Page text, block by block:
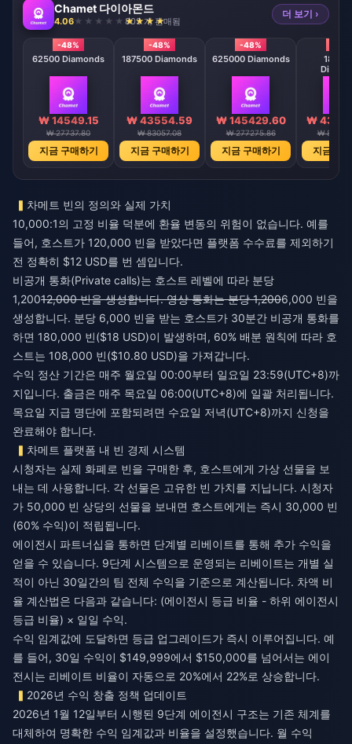
Chamet 다이아몬드
4.06 803 개 판매됨
더 보기 ›
-48%
62500 Diamonds
₩ 14549.15
₩ 27737.80
지금 구매하기
-48%
187500 Diamonds
₩ 43554.59
₩ 83057.08
지금 구매하기
-48%
625000 Diamonds
₩ 145429.60
₩ 277275.86
지금 구매하기
₩
₩
지금 구
차메트 빈의 정의와 실제 가치
10,000:1의 고정 비율 덕분에 환율 변동의 위험이 없습니다. 예를
들어, 호스트가 120,000 빈을 받았다면 플랫폼 수수료를 제외하기
전 정확히 $12 USD를 번 셈입니다.
비공개 통화(Private calls)는 호스트 레벨에 따라 분당
1,20012,000 빈을 생성합니다. 영상 통화는 분당 1,2006,000 빈을
생성합니다. 분당 6,000 빈을 받는 호스트가 30분간 비공개 통화를
하면 180,000 빈($18 USD)이 발생하며, 60% 배분 원칙에 따라 호
스트는 108,000 빈($10.80 USD)을 가져갑니다.
수익 정산 기간은 매주 월요일 00:00부터 일요일 23:59(UTC+8)까
지입니다. 출금은 매주 목요일 06:00(UTC+8)에 일괄 처리됩니다.
목요일 지급 명단에 포함되려면 수요일 저녁(UTC+8)까지 신청을
완료해야 합니다.
차메트 플랫폼 내 빈 경제 시스템
시청자는 실제 화폐로 빈을 구매한 후, 호스트에게 가상 선물을 보
내는 데 사용합니다. 각 선물은 고유한 빈 가치를 지닙니다. 시청자
가 50,000 빈 상당의 선물을 보내면 호스트에게는 즉시 30,000 빈
(60% 수익)이 적립됩니다.
에이전시 파트너십을 통하면 단계별 리베이트를 통해 추가 수익을
얻을 수 있습니다. 9단계 시스템으로 운영되는 리베이트는 개별 실
적이 아닌 30일간의 팀 전체 수익을 기준으로 계산됩니다. 차액 비
율 계산법은 다음과 같습니다: (에이전시 등급 비율 - 하위 에이전시
등급 비율) × 일일 수익.
수익 임계값에 도달하면 등급 업그레이드가 즉시 이루어집니다. 예
를 들어, 30일 수익이 $149,999에서 $150,000를 넘어서는 에이
전시는 리베이트 비율이 자동으로 20%에서 22%로 상승합니다.
2026년 수익 창출 정책 업데이트
2026년 1월 12일부터 시행된 9단계 에이전시 구조는 기존 체계를
대체하여 명확한 수익 임계값과 비율을 설정했습니다. 월 수익